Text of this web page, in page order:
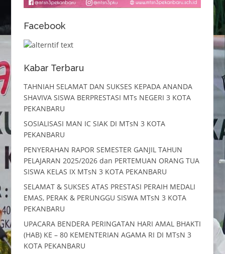
Facebook
Kabar Terbaru
TAHNIAH SELAMAT DAN SUKSES KEPADA ANANDA
SHAVIVA SISWA BERPRESTASI MTs NEGERI 3 KOTA
PEKANBARU
SOSIALISASI MAN IC SIAK DI MTsN 3 KOTA
PEKANBARU
PENYERAHAN RAPOR SEMESTER GANJIL TAHUN
PELAJARAN 2025/2026 dan PERTEMUAN ORANG TUA
SISWA KELAS IX MTsN 3 KOTA PEKANBARU
SELAMAT & SUKSES ATAS PRESTASI PERAIH MEDALI
EMAS, PERAK & PERUNGGU SISWA MTsN 3 KOTA
PEKANBARU
UPACARA BENDERA PERINGATAN HARI AMAL BHAKTI
(HAB) KE – 80 KEMENTERIAN AGAMA RI DI MTsN 3
KOTA PEKANBARU